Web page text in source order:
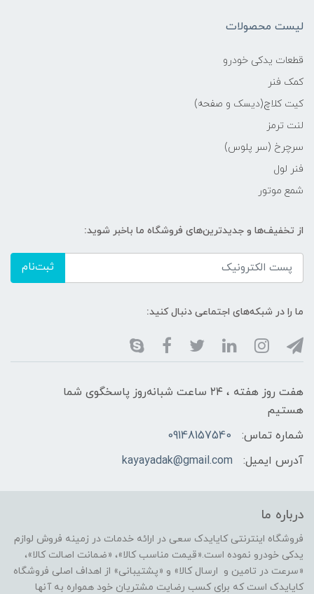
لیست محصولات
قطعات یدکی خودرو
کمک فنر
کیت کلاچ(دیسک و صفحه)
لنت ترمز
سرچرخ (سر پلوس)
فنر لول
شمع موتور
از تخفیف‌ها و جدیدترین‌های فروشگاه ما باخبر شوید:
ثبت‌نام
ما را در شبکه‌های اجتماعی دنبال کنید:
هفت روز هفته ، ۲۴ ساعت شبانه‌روز پاسخگوی شما
هستیم
شماره تماس:
09148157540
آدرس ایمیل:
kayayadak@gmail.com
درباره ما
فروشگاه اینترنتی کایایدک سعی در ارائه خدمات در زمینه فروش لوازم
یدکی خودرو نموده است.«قیمت مناسب کالا»، «ضمانت اصالت کالا»،
«سرعت در تامین و ارسال کالا» و «پشتیبانی» از اهداف اصلی فروشگاه
کایایدک است که برای کسب رضایت مشتریان خود همواره به آنها